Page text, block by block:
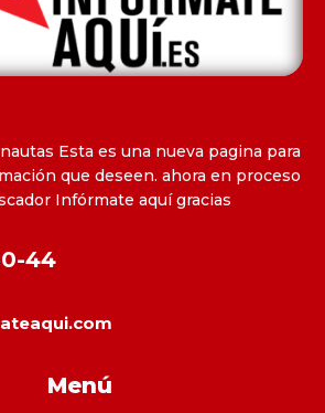
Esta es una nueva pagina para
que deseen. ahora en proceso
Infórmate aquí gracias
44
Menú